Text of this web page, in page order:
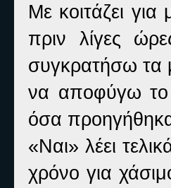
Με κοιτάζει
πριν λίγες
συγκρατήσω τα
να αποφύγω το
όσα
«Ναι» λέει
χρόνο για